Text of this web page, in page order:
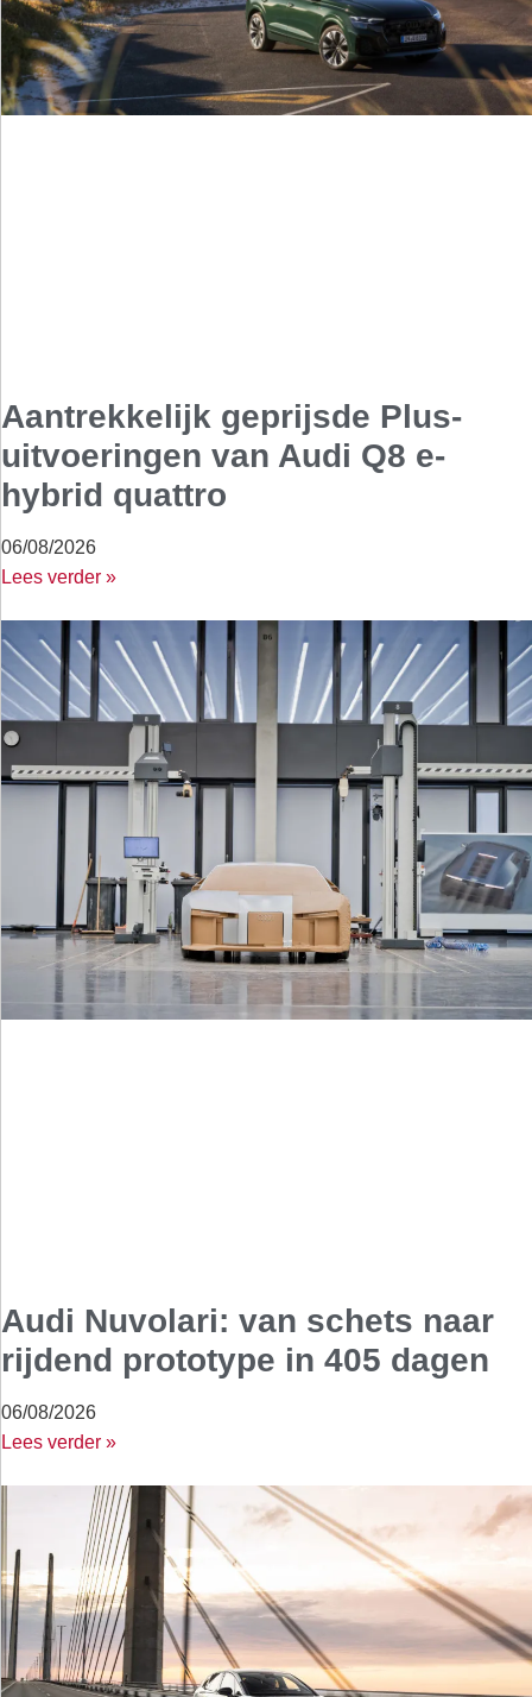
Aantrekkelijk geprijsde Plus-
uitvoeringen van Audi Q8 e-
hybrid quattro
06/08/2026
Lees verder »
Audi Nuvolari: van schets naar
rijdend prototype in 405 dagen
06/08/2026
Lees verder »